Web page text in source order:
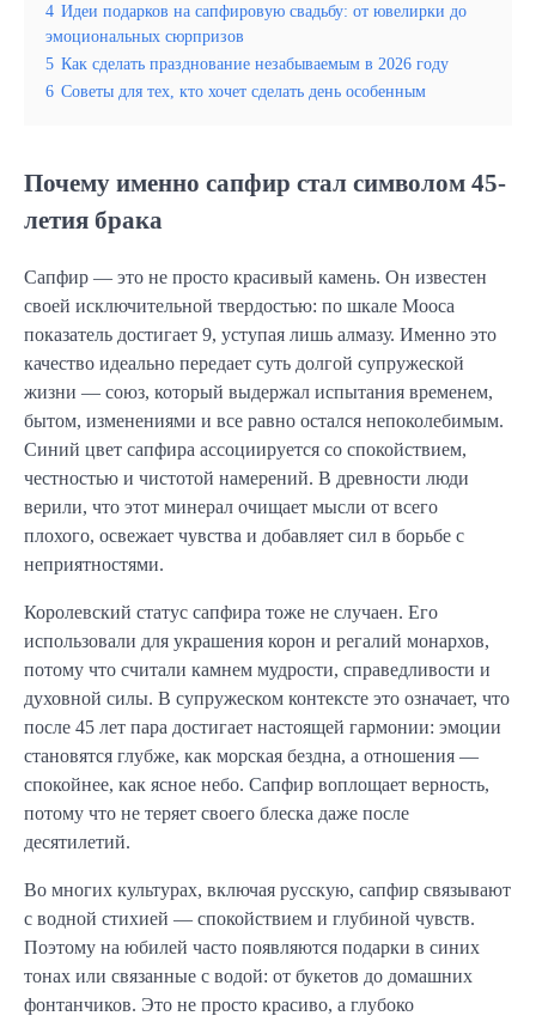
4 Идеи подарков на сапфировую свадьбу: от ювелирки до
эмоциональных сюрпризов
5 Как сделать празднование незабываемым в 2026 году
6 Советы для тех, кто хочет сделать день особенным
Почему именно сапфир стал символом 45-
летия брака
Сапфир — это не просто красивый камень. Он известен
своей исключительной твердостью: по шкале Мооса
показатель достигает 9, уступая лишь алмазу. Именно это
качество идеально передает суть долгой супружеской
жизни — союз, который выдержал испытания временем,
бытом, изменениями и все равно остался непоколебимым.
Синий цвет сапфира ассоциируется со спокойствием,
честностью и чистотой намерений. В древности люди
верили, что этот минерал очищает мысли от всего
плохого, освежает чувства и добавляет сил в борьбе с
неприятностями.
Королевский статус сапфира тоже не случаен. Его
использовали для украшения корон и регалий монархов,
потому что считали камнем мудрости, справедливости и
духовной силы. В супружеском контексте это означает, что
после 45 лет пара достигает настоящей гармонии: эмоции
становятся глубже, как морская бездна, а отношения —
спокойнее, как ясное небо. Сапфир воплощает верность,
потому что не теряет своего блеска даже после
десятилетий.
Во многих культурах, включая русскую, сапфир связывают
с водной стихией — спокойствием и глубиной чувств.
Поэтому на юбилей часто появляются подарки в синих
тонах или связанные с водой: от букетов до домашних
фонтанчиков. Это не просто красиво, а глубоко